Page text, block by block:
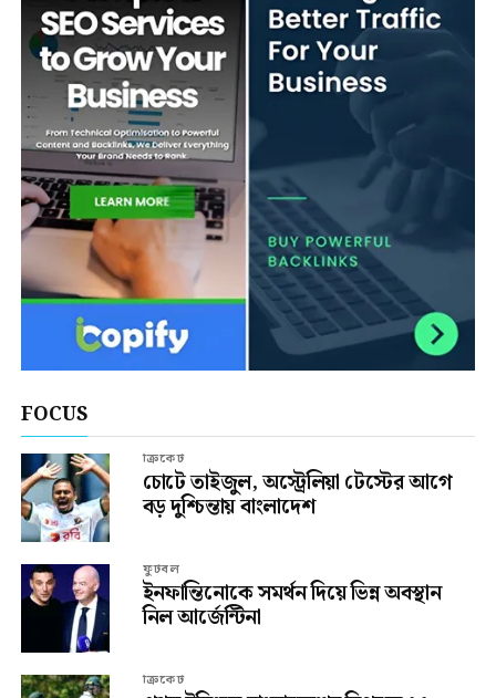
FOCUS
ক্রিকেট
চোটে তাইজুল, অস্ট্রেলিয়া টেস্টের আগে
বড় দুশ্চিন্তায় বাংলাদেশ
ফুটবল
ইনফান্তিনোকে সমর্থন দিয়ে ভিন্ন অবস্থান
নিল আর্জেন্টিনা
ক্রিকেট